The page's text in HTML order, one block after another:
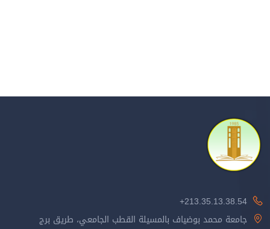
213.35.13.38.54+
جامعة محمد بوضياف بالمسيلة القطب الجامعي، طريق برج